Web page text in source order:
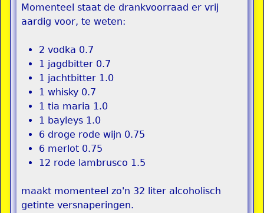
Momenteel staat de drankvoorraad er vrij
aardig voor, te weten:
2 vodka 0.7
1 jagdbitter 0.7
1 jachtbitter 1.0
1 whisky 0.7
1 tia maria 1.0
1 bayleys 1.0
6 droge rode wijn 0.75
6 merlot 0.75
12 rode lambrusco 1.5
maakt momenteel zo'n 32 liter alcoholisch
getinte versnaperingen.